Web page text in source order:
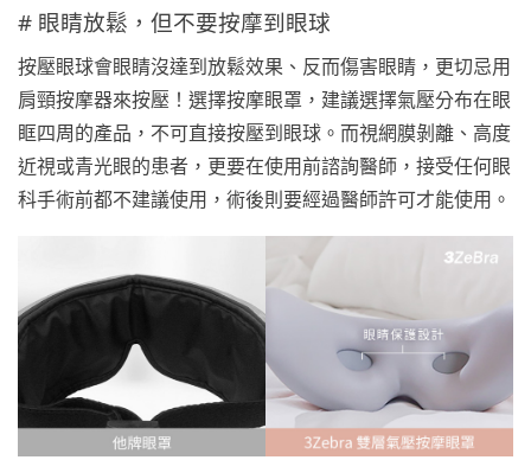
# 眼睛放鬆，但不要按摩到眼球
按壓眼球會眼睛沒達到放鬆效果、反而傷害眼睛，更切忌用
肩頸按摩器來按壓！選擇按摩眼罩，建議選擇氣壓分布在眼
眶四周的產品，不可直接按壓到眼球。而視網膜剝離、高度
近視或青光眼的患者，更要在使用前諮詢醫師，接受任何眼
科手術前都不建議使用，術後則要經過醫師許可才能使用。